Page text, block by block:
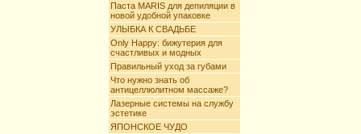
Паста MARIS для депиляции в
новой удобной упаковке
УЛЫБКА К СВАДЬБЕ
Only Happy: бижутерия для
счастливых и модных
Правильный уход за губами
Что нужно знать об
антицеллюлитном массаже?
Лазерные системы на службу
эстетике
ЯПОНСКОЕ ЧУДО